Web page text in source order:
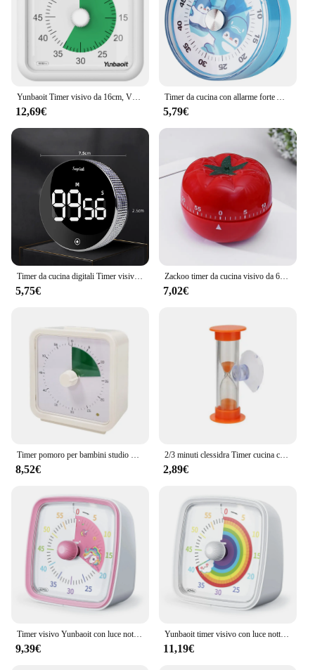
12,69€ 5,79€
5,75€
Zackoo timer da cucina visivo da 60 minuti con magnete promemoria meccanico tempo di conto alla rovescia per la cottura a casa insegnamento del bambino della scuola di cottura
7,02€
Timer pomoro per bambini studio gestione del tempo silenzioso 60 minuti Google Timer conto alla rovescia Visual Kitchen Timer produttività
8,52€
2/3 minuti clessidra Timer cucina cottura spazzolino Timer regalo per bambini spazzolatura misuratore di sabbia tempo clessidra con ventose
2,89€
Timer visivo Yunbaoit con luce notturna, Timer per il conto alla rovescia da 60 minuti per bambini e adulti, Timer per aula silenziosa per casa, scuola
9,39€
Yunbaoit timer visivo con luce notturna, timer per il conto alla rovescia di 60 minuti per bambini e adulti, timer silenzioso per la casa, la scuola
11,19€